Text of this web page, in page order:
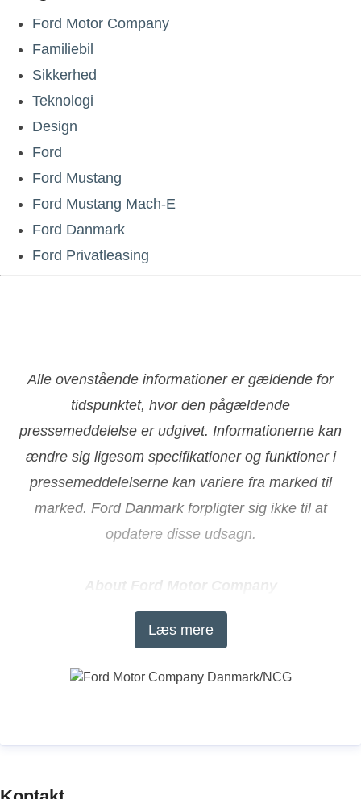
Ford Motor Company
Familiebil
Sikkerhed
Teknologi
Design
Ford
Ford Mustang
Ford Mustang Mach-E
Ford Danmark
Ford Privatleasing
Alle ovenstående informationer er gældende for
tidspunktet, hvor den pågældende
pressemeddelelse er udgivet. Informationerne kan
ændre sig ligesom specifikationer og funktioner i
pressemeddelelserne kan variere fra marked til
marked. Ford Danmark forpligter sig ikke til at
opdatere disse udsagn.
About Ford Motor Company
Ford Motor Company is a global company based in
Dearborn, Michigan, that is committed to helping
move and pursue their dreams. The company’s
for and deepen the loyalty of those customers. Ford
Læs mere